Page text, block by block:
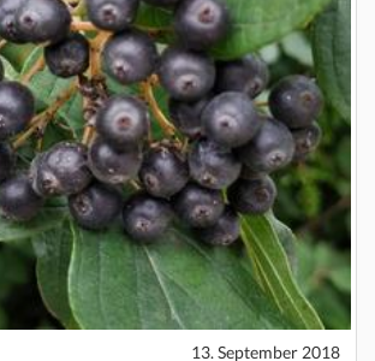
13. September 2018